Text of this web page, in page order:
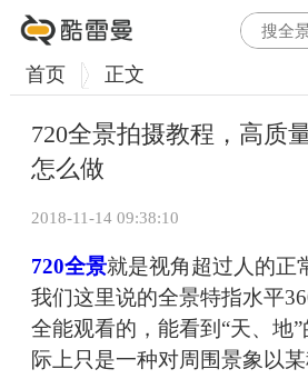
首页 正文
720全景拍摄教程，高质
怎么做
2018-11-14 09:38:10
720全景就是视角超过人的正
我们这里说的全景特指水平
全能观看的，能看到“天、地
际上只是一种对周围景象以